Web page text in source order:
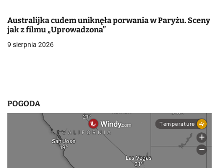
i
s
Australijka cudem uniknęła porwania w Paryżu. Sceny
jak z filmu „Uprowadzona”
9 sierpnia 2026
POGODA